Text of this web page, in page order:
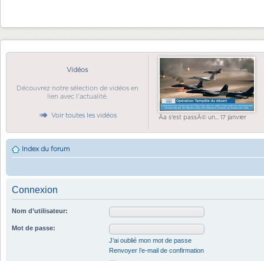
Vidéos
Découvrez notre sélection de vidéos en
lien avec l'actualité.
Voir toutes les vidéos Ãa s'est passÃ© un... 17 janvier
Index du forum
Connexion
Nom d’utilisateur:
Mot de passe:
J’ai oublié mon mot de passe
Renvoyer l’e-mail de confirmation